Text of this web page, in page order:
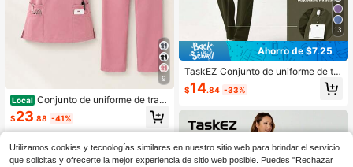
9
Local Conjunto de uniforme de trab
ajo elástico para mujer con cuello e
n V, top y pantalones con cordón y
bolsillos para spa, salón, peluquería
canina y estética
$23.88 -41%
13
Ahorro de $7.25
TaskEZ Conjunto de uniforme de tra
bajo de mujer con top de manga lar
ga de cuello redondo y bolsillo de a
njunto de ropa de trabajo para muje
r en color verde oliva
$14.84 -33%
Utilizamos cookies y tecnologías similares en nuestro sitio web para brindar el servicio
que solicitas y ofrecerte la mejor experiencia de sitio web posible. Puedes "Rechazar